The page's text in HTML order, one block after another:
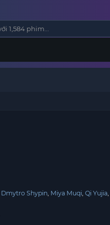
Dmytro Shypin Miya Muqi Qi Yujia